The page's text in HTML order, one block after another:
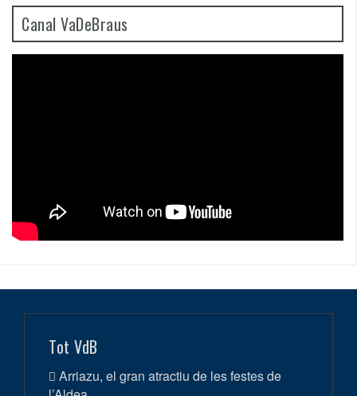
Canal VaDeBraus
Tot VdB
Arriazu, el gran atractiu de les festes de